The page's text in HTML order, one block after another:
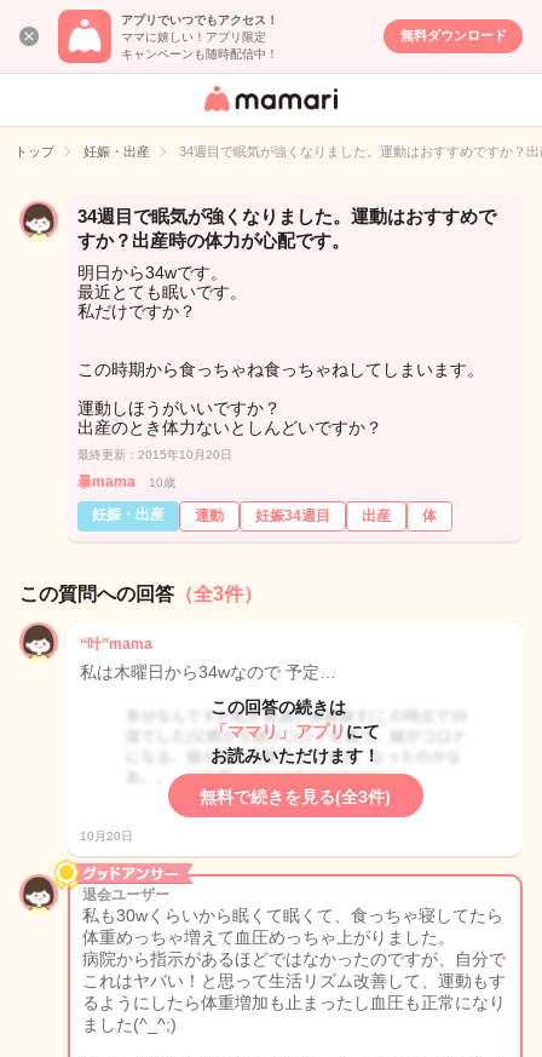
アプリでいつでもアクセス！
ママに嬉しい！アプリ限定
キャンペーンも随時配信中！
無料ダウンロード
女性専用匿名QA
イト
トップ 妊娠・出産 34週目で眠気が強くなりました。運動はおすすめですか？
34週目で眠気が強くなりました。運動はおすすめで
すか？出産時の体力が心配です。
明日から34wです。
最近とても眠いです。
私だけですか？
この時期から食っちゃね食っちゃねしてしまいます。
運動しほうがいいですか？
出産のとき体力ないとしんどいですか？
最終更新：2015年10月20日
暴mama 10歳
妊娠・出産 運動 妊娠34週目 出産 体
この質問への回答 （全3件）
“叶”mama
私は木曜日から34wなので 予定…
この回答の続きは
「ママリ」アプリ にて
お読みいただけます！
無料で続きを見る(全3件)
10月20日
退会ユーザー
私も30wくらいから眠くて眠くて、食っちゃ寝してたら
体重めっちゃ増えて血圧めっちゃ上がりました。
病院から指示があるほどではなかったのですが、自分で
これはヤバい！と思って生活リズム改善して、運動もす
るようにしたら体重増加も止まったし血圧も正常になり
ました(^_^;)